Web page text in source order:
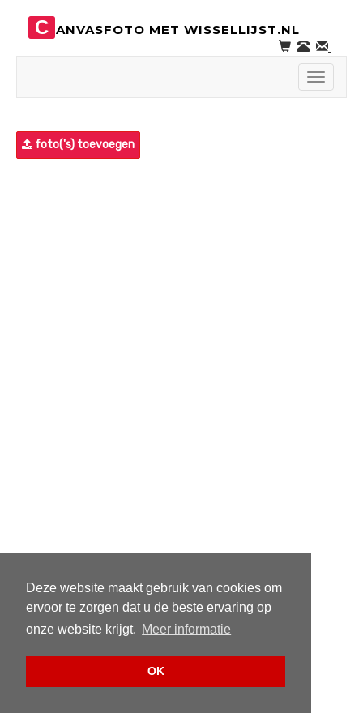
Deze website maakt gebruik van cookies om
ervoor te zorgen dat u de beste ervaring op
onze website krijgt. Meer informatie
OK
C ANVASFOTO MET WISSELLIJST.NL
Toggle
foto('s) toevoegen